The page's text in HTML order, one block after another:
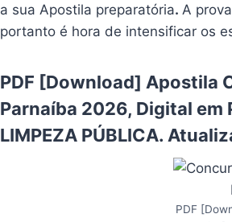
a sua Apostila preparatória. A
portanto é hora de intensificar os
PDF [Download] Apostila
Parnaíba 2026, Digital em
LIMPEZA PÚBLICA.
PDF